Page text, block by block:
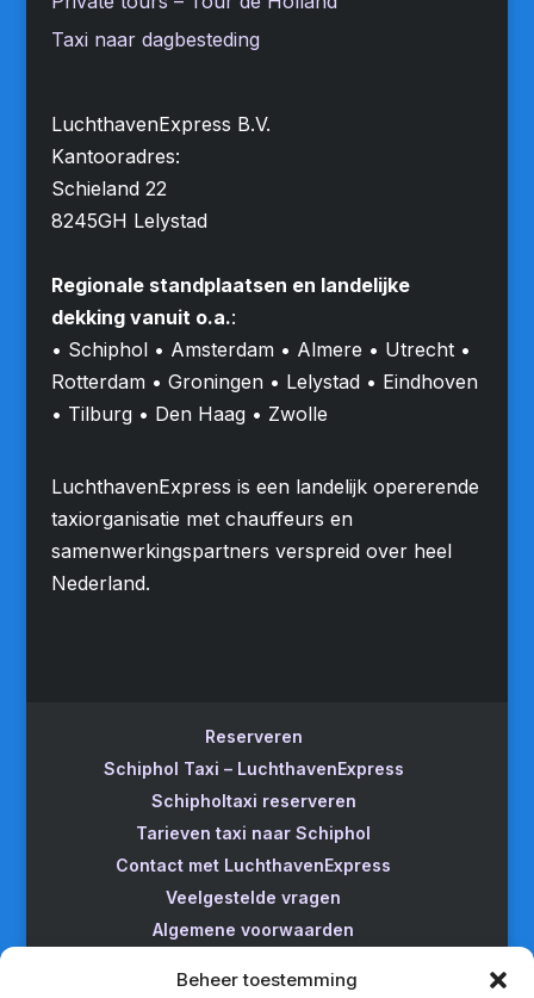
Beheer toestemming
Taxi naar dagbesteding
LuchthavenExpress B.V.
Kantooradres:
Schieland 22
8245GH Lelystad
Regionale standplaatsen en landelijke
dekking vanuit o.a.:
• Schiphol • Amsterdam • Almere • Utrecht •
Rotterdam • Groningen • Lelystad • Eindhoven
• Tilburg • Den Haag • Zwolle
LuchthavenExpress is een landelijk opererende
taxiorganisatie met chauffeurs en
samenwerkingspartners verspreid over heel
Nederland.
Reserveren
Schiphol Taxi – LuchthavenExpress
Schipholtaxi reserveren
Tarieven taxi naar Schiphol
Contact met LuchthavenExpress
Veelgestelde vragen
Algemene voorwaarden